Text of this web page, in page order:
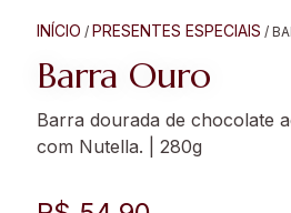
INÍCIO / PRESENTES ESPECIAIS /
Barra Ouro
Barra dourada de chocolate
com Nutella. | 280g